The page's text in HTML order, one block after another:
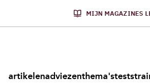
MIJN MAGAZINES
artikelenadviezenthema'stests